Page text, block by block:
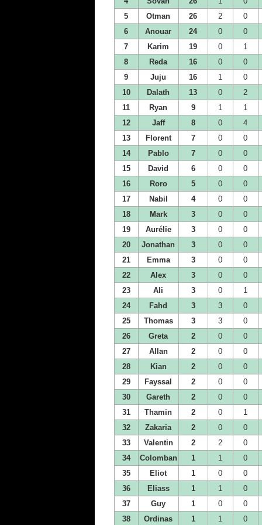
5
Otman 26 2
0
6
Anouar 24 0
0
7
Karim 19 0
1
8
Reda 16 0
0
9
Juju 16 1
0
10
Dalath 13 0
2
11
Ryan 9 1
1
12
Jaff 8 0
4
13
Florent 7 0
0
14
Pablo 7 0
0
15
David 6 0
0
16
Roro 5 0
0
17
Nabil 4 0
0
18
Mark 3 0
0
19
Aurélie 3 0
0
20
Jonathan 3 0
0
21
Emma 3 0
0
22
Alex 3 0
0
23
Ali 3 0
1
24
Fahd 3 3
0
25
Thomas 3 3
0
26
Greta 2 0
0
27
Allan 2 0
0
28
Kian 2 0
0
29
Fayssal 2 0
0
30
Gareth 2 0
0
31
Thamin 2 0
1
32
Zakaria 2 0
0
33
Valentin 2 2
0
34
Colomban 1 1
0
35
Eliot 1 0
0
36
Eliass 1 1
0
37
Guy 1 0
0
38
Ordinas 1 1 0